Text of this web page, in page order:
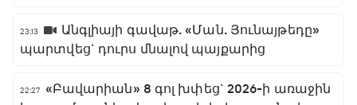
23:13
Անգլիայի գավաթ. «Ման. Յունայթեդը»
պարտվեց` դուրս մնալով պայքարից
22:27 «Բավարիան» 8 գոլ խփեց` 2026-ի առաջին